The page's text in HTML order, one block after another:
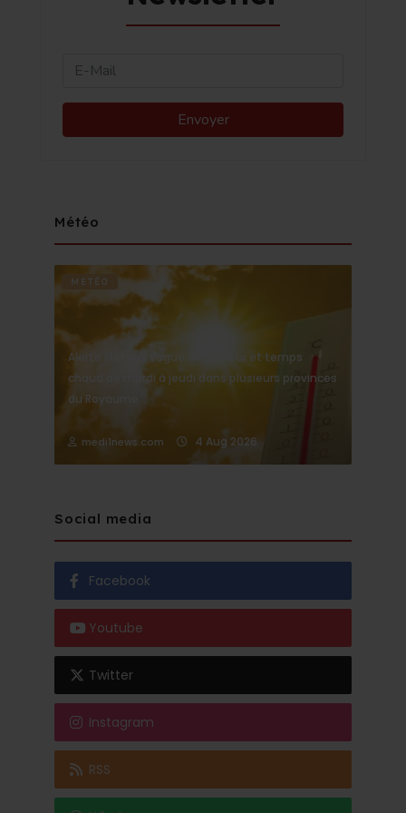
Météo
METÉO
Alerte Météo : Vague de chaleur et temps
chaud de mardi à jeudi dans plusieurs provinces
du Royaume
medi1news.com 4 Aug 2026
Social media
Facebook
Youtube
Twitter
Instagram
RSS